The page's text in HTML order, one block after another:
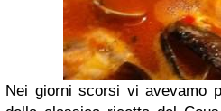
Nei giorni scorsi vi avevamo